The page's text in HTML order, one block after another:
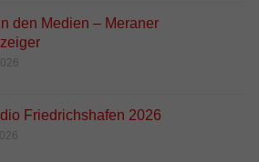
den Medien – Meraner
Friedrichshafen 2026